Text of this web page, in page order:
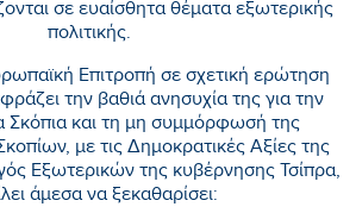
σε ευαίσθητα θέματα εξωτερικής
πολιτικής.
Επιτροπή σε σχετική ερώτηση
την βαθιά ανησυχία της για την
Σκόπια και τη μη συμμόρφωσή της
με τις Δημοκρατικές Αξίες της
Εξωτερικών της κυβέρνησης Τσίπρα,
άμεσα να ξεκαθαρίσει: